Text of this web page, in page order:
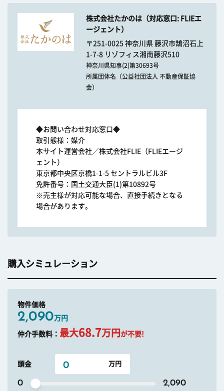
株式会社たかのは（対応窓口: FLIEエ
ージェント）
〒251-0025 神奈川県 藤沢市鵠沼石上
1-7-8 リゾフィス湘南藤沢510
神奈川県知事(2)第30693号
所属団体名（公益社団法人 不動産保証協
会）
◆お問い合わせ対応窓口◆
取引態様：媒介
本サイト運営会社／株式会社FLIE（FLIEエージ
ェント）
東京都中央区京橋1-1-5 セントラルビル3F
免許番号：国土交通大臣(1)第10892号
※売主様が対応可能な場合、直接手続きとなる
場合があります。
購入シミュレーション
物件価格
2,090万円
仲介手数料： 最大68.7万円 が不要!
頭金
0 2,090